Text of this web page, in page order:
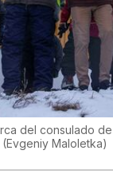
del consulado
(Evgeniy Maloletka)